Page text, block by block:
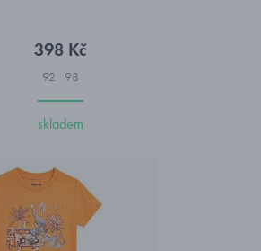
398 Kč
92 98
skladem